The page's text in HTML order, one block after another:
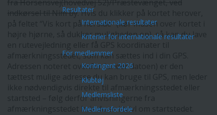
Resultater
Internationale resultater
Kriterier for internationale resultater
For medlemmer
Kontingent 2026
Klubtøj
Medlemsliste
Medlemsfordele
indkørsel til Nim by. Hvis du klikker på kortet herover,
på feltet “Vis kort på hel side” (kør musen over kortet i
højre hjørne, så dukker muligheden op), så kan du lave
afmærkningsstedet, som kan sættes ind i din GPS.
Adressen noteret ovenfor (under datoen) er den
tættest mulige adresse du kan bruge til GPS, men leder
ikke nødvendigvis direkte til afmærkningsstedet eller
startsted – følg derfor anvisningerne fra
afmærkningsstedet hvis du er i tvivl om startstedet.